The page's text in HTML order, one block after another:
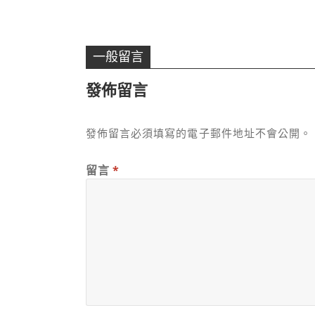
一般留言
發佈留言
發佈留言必須填寫的電子郵件地址不會公開。
留言 *